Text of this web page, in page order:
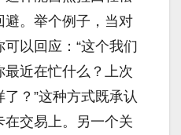
。举个例子，当对
以回应：“这个我们
近在忙什么？上次
？”这种方式既承认
交易上。另一个关